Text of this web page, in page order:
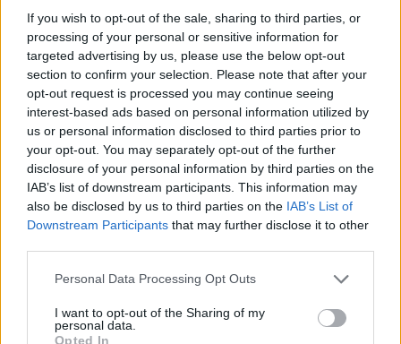
If you wish to opt-out of the sale, sharing to third parties, or
processing of your personal or sensitive information for
targeted advertising by us, please use the below opt-out
section to confirm your selection. Please note that after your
opt-out request is processed you may continue seeing
interest-based ads based on personal information utilized by
us or personal information disclosed to third parties prior to
your opt-out. You may separately opt-out of the further
disclosure of your personal information by third parties on the
IAB’s list of downstream participants. This information may
also be disclosed by us to third parties on the IAB’s List of
Downstream Participants that may further disclose it to other
Personal Data Processing Opt Outs
I want to opt-out of the Sharing of my
personal data.
Opted In